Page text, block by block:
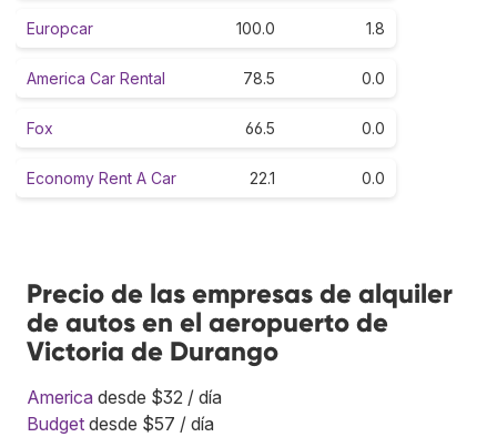
Europcar 100.0 1.8
America Car Rental 78.5 0.0
Fox 66.5 0.0
Economy Rent A Car 22.1 0.0
Precio de las empresas de alquiler
de autos en el aeropuerto de
Victoria de Durango
America desde $32 / día
Budget desde $57 / día